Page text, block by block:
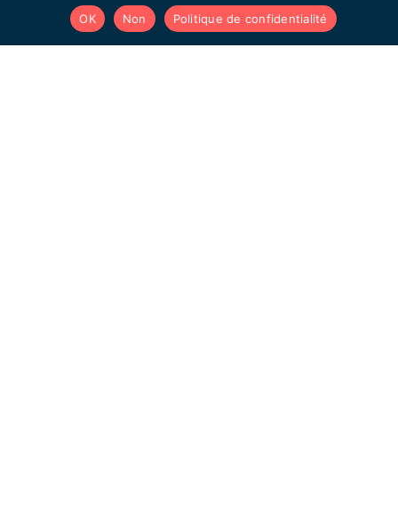
Prenons rendez-vous
OK
Non Politique de confidentialité